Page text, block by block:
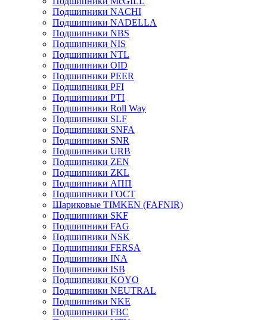
Подшипники NACHI
Подшипники NADELLA
Подшипники NBS
Подшипники NIS
Подшипники NTL
Подшипники OID
Подшипники PEER
Подшипники PFI
Подшипники PTI
Подшипники Roll Way
Подшипники SLF
Подшипники SNFA
Подшипники SNR
Подшипники URB
Подшипники ZEN
Подшипники ZKL
Подшипники АПП
Подшипники ГОСТ
Шариковые ТІMKEN (FAFNIR)
Подшипники SKF
Подшипники FAG
Подшипники NSK
Подшипники FERSA
Подшипники INA
Подшипники ISB
Подшипники KOYO
Подшипники NEUTRAL
Подшипники NKE
Подшипники FBC